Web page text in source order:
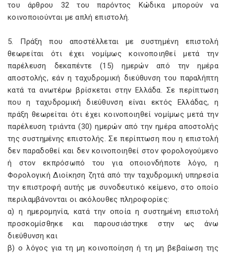
του άρθρου 32 του παρόντος Κώδικα μπορούν να
κοινοποιούνται με απλή επιστολή.
5. Πράξη που αποστέλλεται με συστημένη επιστολή
θεωρείται ότι έχει νομίμως κοινοποιηθεί μετά την
παρέλευση δεκαπέντε (15) ημερών από την ημέρα
αποστολής, εάν η ταχυδρομική διεύθυνση του παραλήπτη
κατά τα ανωτέρω βρίσκεται στην Ελλάδα. Σε περίπτωση
που η ταχυδρομική διεύθυνση είναι εκτός Ελλάδας, η
πράξη θεωρείται ότι έχει κοινοποιηθεί νομίμως μετά την
παρέλευση τριάντα (30) ημερών από την ημέρα αποστολής
της συστημένης επιστολής. Σε περίπτωση που η επιστολή
δεν παραδοθεί και δεν κοινοποιηθεί στον φορολογούμενο
ή στον εκπρόσωπό του για οποιονδήποτε λόγο, η
Φορολογική Διοίκηση ζητά από την ταχυδρομική υπηρεσία
την επιστροφή αυτής με συνοδευτικό κείμενο, στο οποίο
περιλαμβάνονται οι ακόλουθες πληροφορίες:
α) η ημερομηνία, κατά την οποία η συστημένη επιστολή
προσκομίσθηκε και παρουσιάστηκε στην ως άνω
διεύθυνση και
β) ο λόγος για τη μη κοινοποίηση ή τη μη βεβαίωση της